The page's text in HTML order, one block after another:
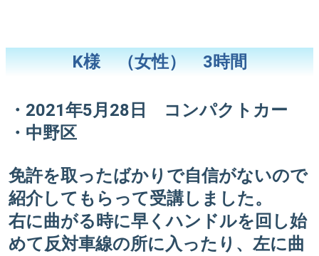
K様 （女性） 3時間
・2021年5月28日 コンパクトカー
・中野区
免許を取ったばかりで自信がないので
紹介してもらって受講しました。
右に曲がる時に早くハンドルを回し始
めて反対車線の所に入ったり、左に曲